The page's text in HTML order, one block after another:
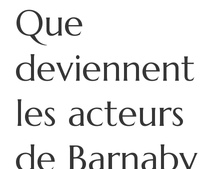
Que
deviennent
les acteurs
de Barnaby